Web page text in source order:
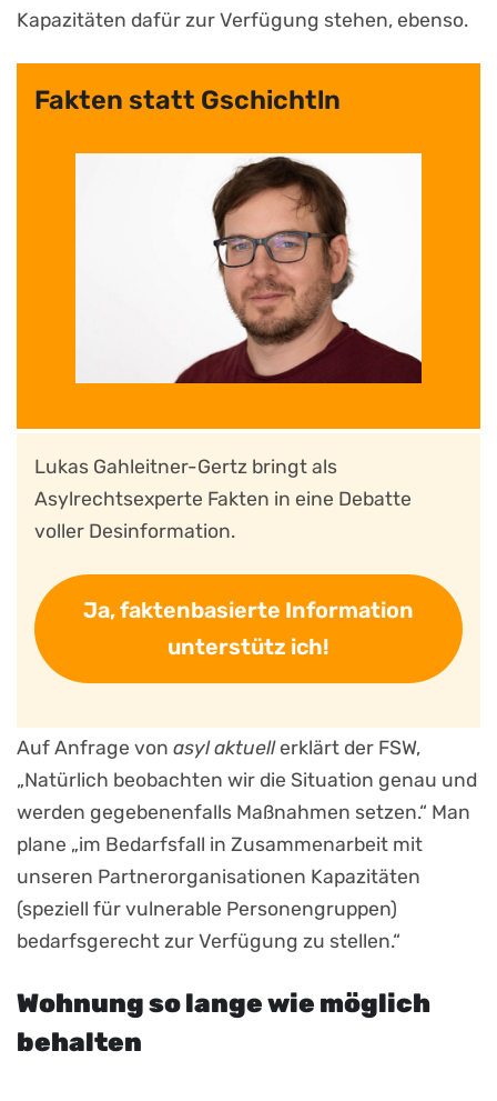
Kapazitäten dafür zur Verfügung stehen, ebenso.
Fakten statt Gschichtln
Lukas Gahleitner-Gertz bringt als
Asylrechtsexperte Fakten in eine Debatte
voller Desinformation.
Ja, faktenbasierte Information
unterstütz ich!
Auf Anfrage von asyl aktuellerklärt der FSW,
„Natürlich beobachten wir die Situation genau und
werden gegebenenfalls Maßnahmen setzen.“ Man
plane „im Bedarfsfall in Zusammenarbeit mit
unseren Partnerorganisationen Kapazitäten
(speziell für vulnerable Personengruppen)
bedarfsgerecht zur Verfügung zu stellen.“
Wohnung so lange wie möglich
behalten